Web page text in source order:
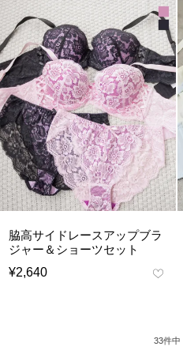
脇高サイドレースアップブラ
ジャー＆ショーツセット
¥2,640
33件中